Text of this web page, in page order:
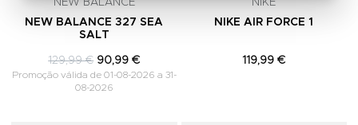
NEW BALANCE
NEW BALANCE 327 SEA
SALT
129,99 € 90,99 €
Promoção válida de 01-08-2026 a 31-
08-2026
NIKE
NIKE AIR FORCE 1
119,99 €